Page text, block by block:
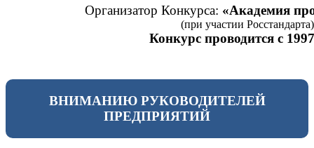
Организатор Конкурса: «Академия
(при участии Росстандарта)
Конкурс проводится с
ВНИМАНИЮ РУКОВОДИТЕЛЕЙ
ПРЕДПРИЯТИЙ